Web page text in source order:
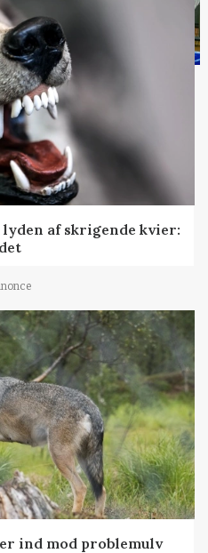
lyden af skrigende kvier:
ind mod problemulv